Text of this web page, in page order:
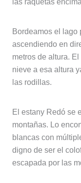
las raquetas
Bordeamos el lago
ascendiendo en
metros de altura.
nieve a esa altura
las rodillas.
El estany Redó se
montañas. Lo
blancas con
digno de ser el
escapada por las